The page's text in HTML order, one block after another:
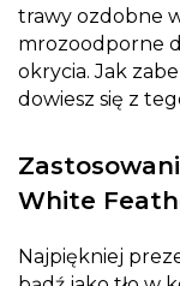
trawy ozdobne
mrozoodporne
okrycia. Jak
dowiesz się z
White
Najpiękniej